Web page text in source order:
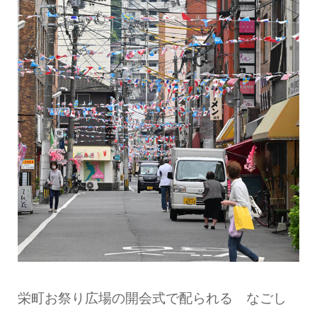
栄町お祭り広場の開会式で配られる なごし